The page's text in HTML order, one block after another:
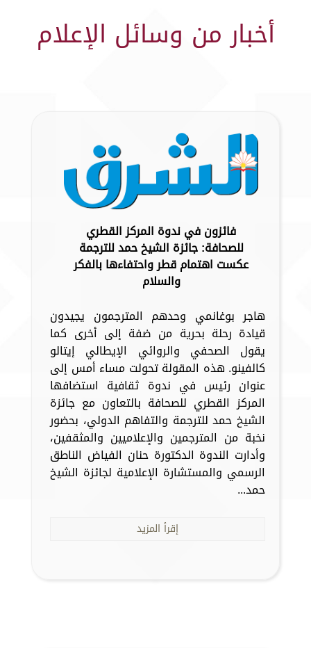
أخبار من وسائل الإعلام
فائزون في ندوة المركز القطري
للصحافة: جائزة الشيخ حمد للترجمة
عكست اهتمام قطر واحتفاءها بالفكر
والسلام
هاجر بوغانمي وحدهم المترجمون يجيدون
قيادة رحلة بحرية من ضفة إلى أخرى كما
يقول الصحفي والروائي الإيطالي إيتالو
كالفينو. هذه المقولة تحولت مساء أمس إلى
عنوان رئيس في ندوة ثقافية استضافها
المركز القطري للصحافة بالتعاون مع جائزة
الشيخ حمد للترجمة والتفاهم الدولي، بحضور
نخبة من المترجمين والإعلاميين والمثقفين،
وأدارت الندوة الدكتورة حنان الفياض الناطق
الرسمي والمستشارة الإعلامية لجائزة الشيخ
حمد...
إقرأ المزيد